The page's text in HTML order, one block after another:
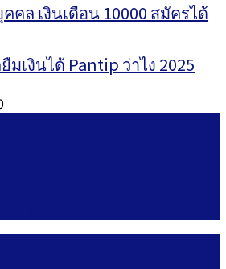
คล เงินเดือน 10000 สมัครได้
เงินได้ Pantip ว่าไง 2025